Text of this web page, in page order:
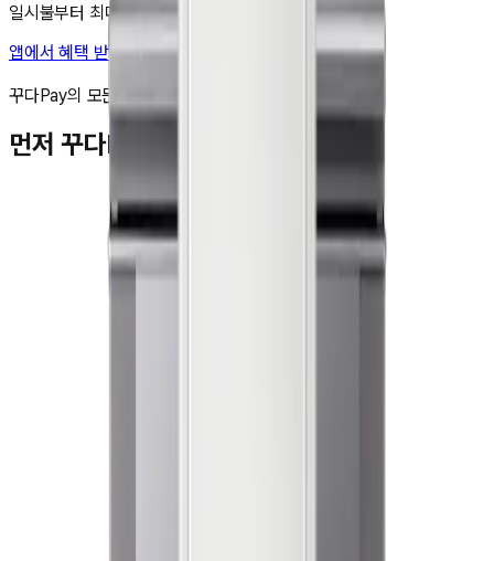
일시불부터 최대 48개월 무이자 할부도 가능해요!
앱에서 혜택 받고 구매하기
꾸다Pay의 모든 제품은 국내 정품입니다.
먼저 꾸다Pay를 이용하신 고객님들
★★★★★